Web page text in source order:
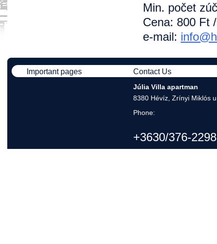
Min. počet
Cena: 800 Ft
e-mail:
Important pages Contact Us
Júlia Villa apartman
8380 Hévíz, Zrínyi Miklós
Phone:
+3630/376-2298